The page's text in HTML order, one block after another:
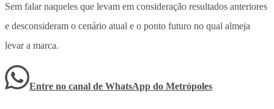
Sem falar naqueles que levam em consideração resultados anteriores
e desconsideram o cenário atual e o ponto futuro no qual almeja
levar a marca.
Entre no canal de WhatsApp do Metrópoles